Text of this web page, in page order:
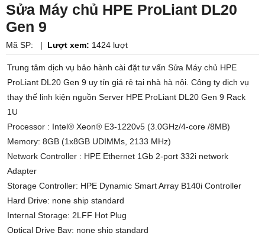
Sửa Máy chủ HPE ProLiant DL20
Gen 9
Mã SP: | Lượt xem: 1424 lượt
Trung tâm dịch vụ bảo hành cài đặt tư vấn Sửa Máy chủ HPE
ProLiant DL20 Gen 9 uy tín giá rẻ tại nhà hà nội. Công ty dịch vụ
thay thế linh kiện nguồn Server HPE ProLiant DL20 Gen 9 Rack
1U
Processor : Intel® Xeon® E3-1220v5 (3.0GHz/4-core /8MB)
Memory: 8GB (1x8GB UDIMMs, 2133 MHz)
Network Controller : HPE Ethernet 1Gb 2-port 332i network
Adapter
Storage Controller: HPE Dynamic Smart Array B140i Controller
Hard Drive: none ship standard
Internal Storage: 2LFF Hot Plug
Optical Drive Bay: none ship standard